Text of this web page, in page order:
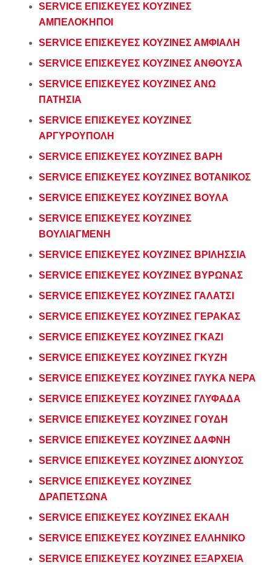
SERVICE ΕΠΙΣΚΕΥΕΣ ΚΟΥΖΙΝΕΣ
ΑΜΠΕΛΟΚΗΠΟΙ
SERVICE ΕΠΙΣΚΕΥΕΣ ΚΟΥΖΙΝΕΣ ΑΜΦΙΑΛΗ
SERVICE ΕΠΙΣΚΕΥΕΣ ΚΟΥΖΙΝΕΣ ΑΝΘΟΥΣΑ
SERVICE ΕΠΙΣΚΕΥΕΣ ΚΟΥΖΙΝΕΣ ΑΝΩ
ΠΑΤΗΣΙΑ
SERVICE ΕΠΙΣΚΕΥΕΣ ΚΟΥΖΙΝΕΣ
ΑΡΓΥΡΟΥΠΟΛΗ
SERVICE ΕΠΙΣΚΕΥΕΣ ΚΟΥΖΙΝΕΣ ΒΑΡΗ
SERVICE ΕΠΙΣΚΕΥΕΣ ΚΟΥΖΙΝΕΣ ΒΟΤΑΝΙΚΟΣ
SERVICE ΕΠΙΣΚΕΥΕΣ ΚΟΥΖΙΝΕΣ ΒΟΥΛΑ
SERVICE ΕΠΙΣΚΕΥΕΣ ΚΟΥΖΙΝΕΣ
ΒΟΥΛΙΑΓΜΕΝΗ
SERVICE ΕΠΙΣΚΕΥΕΣ ΚΟΥΖΙΝΕΣ ΒΡΙΛΗΣΣΙΑ
SERVICE ΕΠΙΣΚΕΥΕΣ ΚΟΥΖΙΝΕΣ ΒΥΡΩΝΑΣ
SERVICE ΕΠΙΣΚΕΥΕΣ ΚΟΥΖΙΝΕΣ ΓΑΛΑΤΣΙ
SERVICE ΕΠΙΣΚΕΥΕΣ ΚΟΥΖΙΝΕΣ ΓΕΡΑΚΑΣ
SERVICE ΕΠΙΣΚΕΥΕΣ ΚΟΥΖΙΝΕΣ ΓΚΑΖΙ
SERVICE ΕΠΙΣΚΕΥΕΣ ΚΟΥΖΙΝΕΣ ΓΚΥΖΗ
SERVICE ΕΠΙΣΚΕΥΕΣ ΚΟΥΖΙΝΕΣ ΓΛΥΚΑ ΝΕΡΑ
SERVICE ΕΠΙΣΚΕΥΕΣ ΚΟΥΖΙΝΕΣ ΓΛΥΦΑΔΑ
SERVICE ΕΠΙΣΚΕΥΕΣ ΚΟΥΖΙΝΕΣ ΓΟΥΔΗ
SERVICE ΕΠΙΣΚΕΥΕΣ ΚΟΥΖΙΝΕΣ ΔΑΦΝΗ
SERVICE ΕΠΙΣΚΕΥΕΣ ΚΟΥΖΙΝΕΣ ΔΙΟΝΥΣΟΣ
SERVICE ΕΠΙΣΚΕΥΕΣ ΚΟΥΖΙΝΕΣ
ΔΡΑΠΕΤΣΩΝΑ
SERVICE ΕΠΙΣΚΕΥΕΣ ΚΟΥΖΙΝΕΣ ΕΚΑΛΗ
SERVICE ΕΠΙΣΚΕΥΕΣ ΚΟΥΖΙΝΕΣ ΕΛΛΗΝΙΚΟ
SERVICE ΕΠΙΣΚΕΥΕΣ ΚΟΥΖΙΝΕΣ ΕΞΑΡΧΕΙΑ